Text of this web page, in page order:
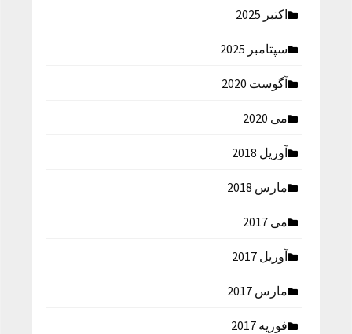
اکتبر 2025
سپتامبر 2025
آگوست 2020
می 2020
آوریل 2018
مارس 2018
می 2017
آوریل 2017
مارس 2017
فوریه 2017